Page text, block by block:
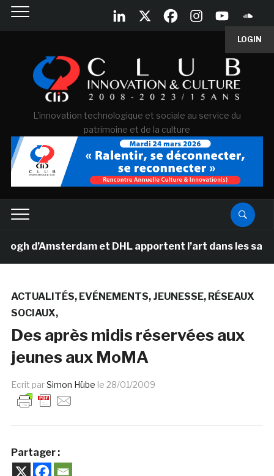
LOGIN
L'innovation technologique et sociale au service du
patrimoine et de la culture
d’Amsterdam et DHL apportent l’art dans les salles
ACTUALITÉS EVÉNEMENTS JEUNESSE RÉSEAUX
SOCIAUX
Des après midis réservées aux
jeunes aux MoMA
Ecrit parSimon Hübe le 28/01/2009
Partager :